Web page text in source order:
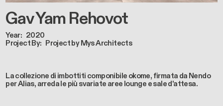
Gav Yam Rehovot
Year
2020
Project By Project by Mys Architects
La collezione di imbottiti componibile okome, firmata da Nendo
per Alias, arreda le più svariate aree lounge e sale d'attesa.